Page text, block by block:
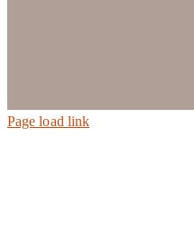
Page load link